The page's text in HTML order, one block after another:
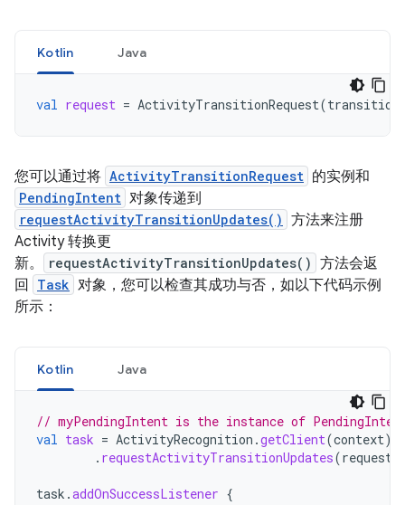
Kotlin Java
val request = ActivityTransitionRequest(
您可以通过将 ActivityTransitionRequest 的实例和
PendingIntent 对象传递到
requestActivityTransitionUpdates() 方法来注册
Activity 转换更
新。
requestActivityTransitionUpdates() 方法会返
回
Task 对象，您可以检查其成功与否，如以下代码示例
所示：
Kotlin Java
// myPendingIntent is the instance of
val task = ActivityRecognition .getClient(context)
. requestActivityTransitionUpdates(request
task .addOnSuccessListener {